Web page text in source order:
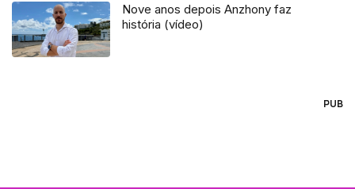
Nove anos depois Anzhony faz
história (vídeo)
PUB